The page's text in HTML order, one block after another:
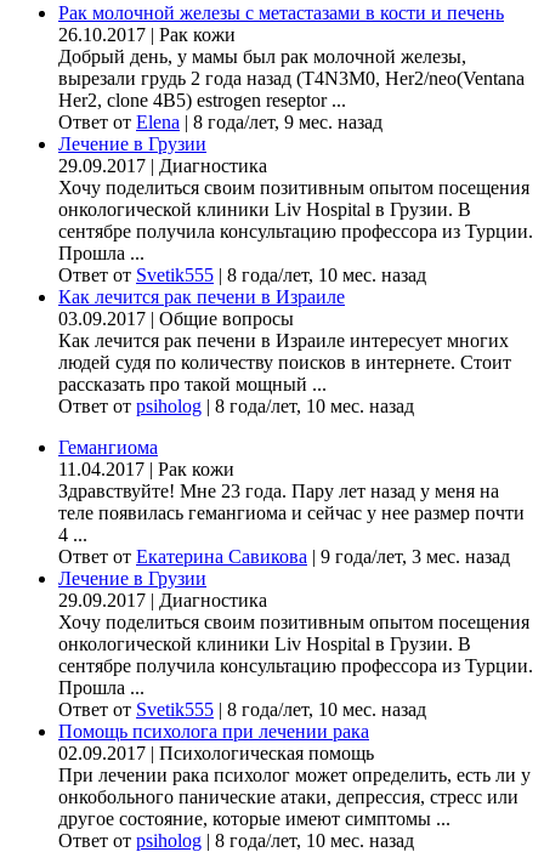
Рак молочной железы с метастазами в кости и печень
26.10.2017 | Рак кожи
Добрый день, у мамы был рак молочной железы,
вырезали грудь 2 года назад (Т4N3M0, Her2/neo(Ventana
Her2, clone 4B5) estrogen reseptor ...
Ответ от Elena | 8 года/лет, 9 мес. назад
Лечение в Грузии
29.09.2017 | Диагностика
Хочу поделиться своим позитивным опытом посещения
онкологической клиники Liv Hospital в Грузии. В
сентябре получила консультацию профессора из Турции.
Прошла ...
Ответ от Svetik555 | 8 года/лет, 10 мес. назад
Как лечится рак печени в Израиле
03.09.2017 | Общие вопросы
Как лечится рак печени в Израиле интересует многих
людей судя по количеству поисков в интернете. Стоит
рассказать про такой мощный ...
Ответ от psiholog | 8 года/лет, 10 мес. назад
Гемангиома
11.04.2017 | Рак кожи
Здравствуйте! Мне 23 года. Пару лет назад у меня на
теле появилась гемангиома и сейчас у нее размер почти
4 ...
Ответ от Екатерина Савикова | 9 года/лет, 3 мес. назад
Лечение в Грузии
29.09.2017 | Диагностика
Хочу поделиться своим позитивным опытом посещения
онкологической клиники Liv Hospital в Грузии. В
сентябре получила консультацию профессора из Турции.
Прошла ...
Ответ от Svetik555 | 8 года/лет, 10 мес. назад
Помощь психолога при лечении рака
02.09.2017 | Психологическая помощь
При лечении рака психолог может определить, есть ли у
онкобольного панические атаки, депрессия, стресс или
другое состояние, которые имеют симптомы ...
Ответ от psiholog | 8 года/лет, 10 мес. назад